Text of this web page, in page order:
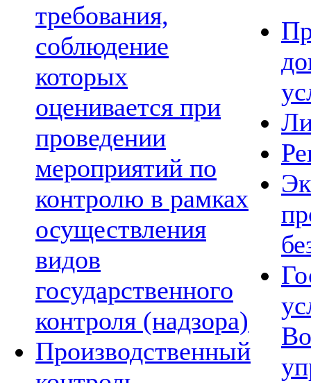
требования,
соблюдение
которых
оценивается при
проведении
мероприятий по
контролю в рамках
осуществления
видов
государственного
контроля (надзора)
Производственный